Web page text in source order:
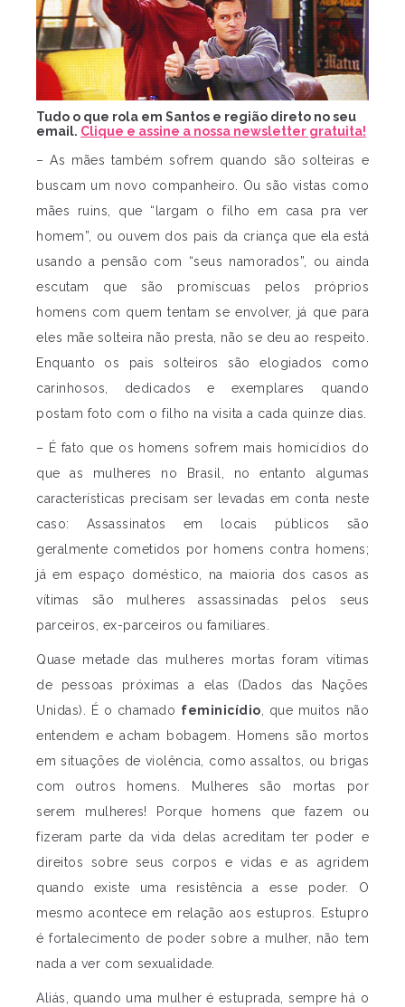
Tudo o que rola em Santos e região direto no seu
email. Clique e assine a nossa newsletter gratuita!
– As mães também sofrem quando são solteiras e
buscam um novo companheiro. Ou são vistas como
mães ruins, que “largam o filho em casa pra ver
homem”, ou ouvem dos pais da criança que ela está
usando a pensão com “seus namorados”, ou ainda
escutam que são promíscuas pelos próprios
homens com quem tentam se envolver, já que para
eles mãe solteira não presta, não se deu ao respeito.
Enquanto os pais solteiros são elogiados como
carinhosos, dedicados e exemplares quando
postam foto com o filho na visita a cada quinze dias.
– É fato que os homens sofrem mais homicídios do
que as mulheres no Brasil, no entanto algumas
características precisam ser levadas em conta neste
caso: Assassinatos em locais públicos são
geralmente cometidos por homens contra homens;
já em espaço doméstico, na maioria dos casos as
vítimas são mulheres assassinadas pelos seus
parceiros, ex-parceiros ou familiares.
Quase metade das mulheres mortas foram vítimas
de pessoas próximas a elas (Dados das Nações
Unidas). É o chamado feminicídio, que muitos não
entendem e acham bobagem. Homens são mortos
em situações de violência, como assaltos, ou brigas
com outros homens. Mulheres são mortas por
serem mulheres! Porque homens que fazem ou
fizeram parte da vida delas acreditam ter poder e
direitos sobre seus corpos e vidas e as agridem
quando existe uma resistência a esse poder. O
mesmo acontece em relação aos estupros. Estupro
é fortalecimento de poder sobre a mulher, não tem
nada a ver com sexualidade.
Aliás, quando uma mulher é estuprada, sempre há o